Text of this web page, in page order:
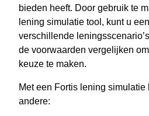
bieden heeft. Door gebruik te
lening simulatie tool, kunt u
verschillende
de voorwaarden vergelijken
keuze te maken.
Met een Fortis lening simulatie
andere: